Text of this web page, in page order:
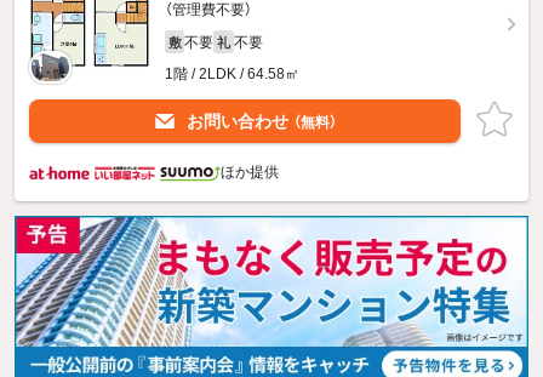
（管理費不要）
敷 不要 礼 不要
1階 / 2LDK / 64.58㎡
お問い合わせ （無料）
ほか提供